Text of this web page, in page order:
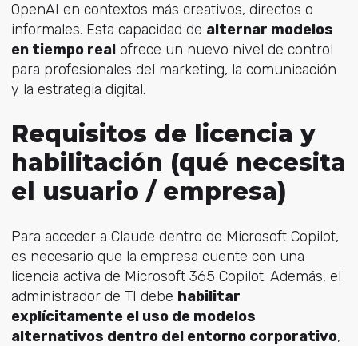
OpenAI en contextos más creativos, directos o
informales. Esta capacidad de alternar modelos
en tiempo realofrece un nuevo nivel de control
para profesionales del marketing, la comunicación
y la estrategia digital.
Requisitos de licencia y
habilitación (qué necesita
el usuario / empresa)
Para acceder a Claude dentro de Microsoft Copilot,
es necesario que la empresa cuente con una
licencia activa de Microsoft 365 Copilot. Además, el
administrador de TI debe habilitar
explícitamente el uso de modelos
alternativos dentro del entorno corporativo,